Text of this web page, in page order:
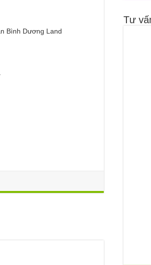
Bình Dương Land
Tư